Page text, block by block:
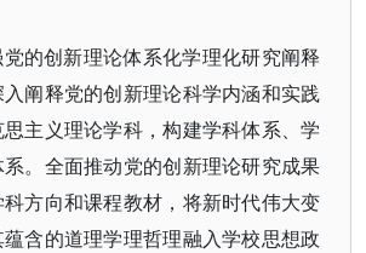
党的创新理论体系化学理化研究阐释
阐释党的创新理论科学内涵和实践
主义理论学科，构建学科体系、学
。全面推动党的创新理论研究成果
方向和课程教材，将新时代伟大变
含的道理学理哲理融入学校思想政